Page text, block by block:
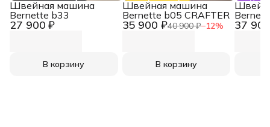
27 900 ₽
Швейная машина
Bernette b33
В корзину
35 900 ₽40 900 ₽−12%
Швейная машина
Bernette b05 CRAFTER
В корзину
37